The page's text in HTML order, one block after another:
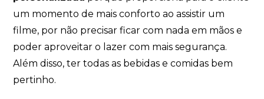
um momento de mais conforto ao assistir um
filme, por não precisar ficar com nada em mãos e
poder aproveitar o lazer com mais segurança.
Além disso, ter todas as bebidas e comidas bem
pertinho.